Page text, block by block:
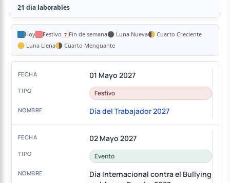
21 dia laborables
Hoy Festivo Fin de semana Luna Nueva
Cuarto Creciente
Luna Llena
Cuarto Menguante
01 Mayo 2027
Festivo
Día del Trabajador 2027
02 Mayo 2027
Evento
Día Internacional contra el Bullying